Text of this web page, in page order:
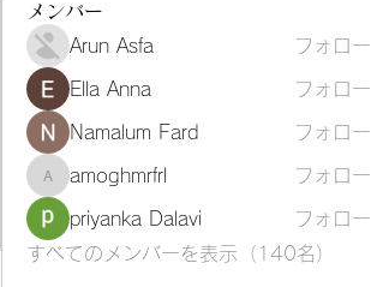
メンバー
Arun Asfa
フォロー
Ella Anna フォロー
Namalum Fard フォロー
amoghmrfrl
amoghmrfrl フォロー
priyanka Dalavi
フォロー
すべてのメンバーを表示（140名）